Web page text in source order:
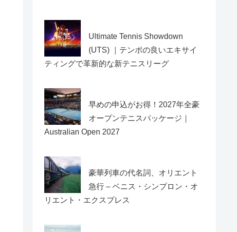
Ultimate Tennis Showdown
(UTS) ｜テンポの良いエキサイ
ティングで革新的な新テニスリーグ
早めの申込がお得！2027年全豪
オープンテニスパッケージ｜
Australian Open 2027
豪華列車の代名詞、オリエント
急行 – ベニス・シンプロン・オ
リエント・エクスプレス